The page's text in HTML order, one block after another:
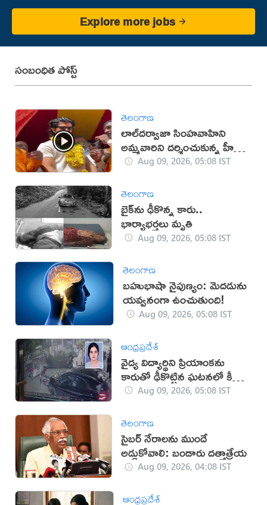
Explore more jobs
సంబంధిత పోస్ట్
తెలంగాణ
లాల్‌దర్వాజా సింహవాహిని
అమ్మవారిని దర్శించుకున్న హీరో
విజయ్‌Aug 09, 2026, 05:08 IST
తెలంగాణ
బైక్‌ను ఢీకొన్న కారు..
భార్యాభర్తలు మృతి
Aug 09, 2026, 05:08 IST
తెలంగాణ
బహుభాషా నైపుణ్యం: మెదడును
యవ్వనంగా ఉంచుతుంది!
Aug 09, 2026, 05:08 IST
ఆంధ్రప్రదేశ్
వైద్య విద్యార్థిని ప్రియాంకను
కారుతో ఢీకొట్టిన ఘటనలో కీలక
పరిణామం
Aug 09, 2026, 05:08 IST
తెలంగాణ
సైబర్ నేరాలను ముందే
అడ్డుకోవాలి: బండారు దత్తాత్రేయ
Aug 09, 2026, 04:08 IST
ఆంధ్రప్రదేశ్